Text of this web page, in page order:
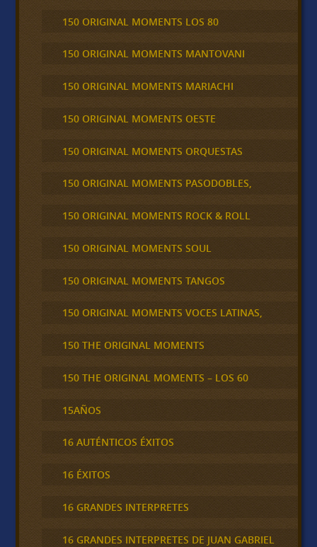
150 ORIGINAL MOMENTS LOS 80
150 ORIGINAL MOMENTS MANTOVANI
150 ORIGINAL MOMENTS MARIACHI
150 ORIGINAL MOMENTS OESTE
150 ORIGINAL MOMENTS ORQUESTAS
150 ORIGINAL MOMENTS PASODOBLES,
150 ORIGINAL MOMENTS ROCK & ROLL
150 ORIGINAL MOMENTS SOUL
150 ORIGINAL MOMENTS TANGOS
150 ORIGINAL MOMENTS VOCES LATINAS,
150 THE ORIGINAL MOMENTS
150 THE ORIGINAL MOMENTS – LOS 60
15AÑOS
16 AUTÉNTICOS ÉXITOS
16 ÉXITOS
16 GRANDES INTERPRETES
16 GRANDES INTERPRETES DE JUAN GABRIEL